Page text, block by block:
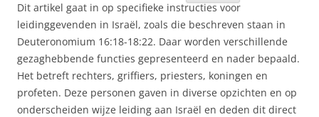
Dit artikel gaat in op specifieke instructies voor
leidinggevenden in Israël, zoals die beschreven staan in
Deuteronomium 16:18-18:22. Daar worden verschillende
gezaghebbende functies gepresenteerd en nader bepaald.
Het betreft rechters, griffiers, priesters, koningen en
profeten. Deze personen gaven in diverse opzichten en op
onderscheiden wijze leiding aan Israël en deden dit direct